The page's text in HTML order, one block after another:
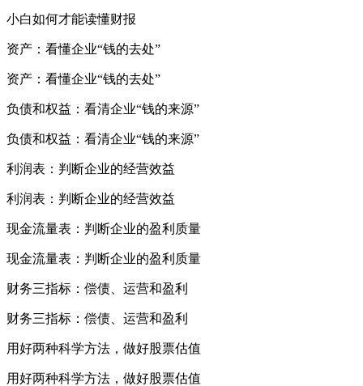
小白如何才能读懂财报
资产：看懂企业“钱的去处”
资产：看懂企业“钱的去处”
负债和权益：看清企业“钱的来源”
负债和权益：看清企业“钱的来源”
利润表：判断企业的经营效益
利润表：判断企业的经营效益
现金流量表：判断企业的盈利质量
现金流量表：判断企业的盈利质量
财务三指标：偿债、运营和盈利
财务三指标：偿债、运营和盈利
用好两种科学方法，做好股票估值
用好两种科学方法，做好股票估值